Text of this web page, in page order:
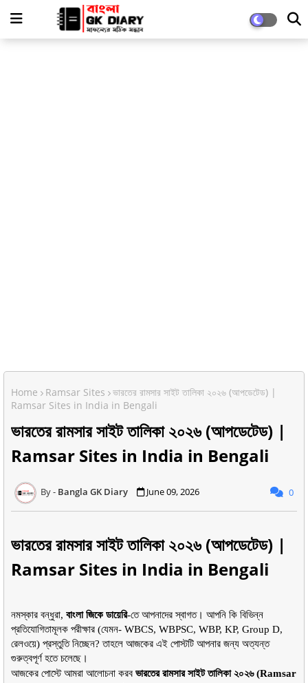
Home Ramsar Sites
ভারতের রামসার সাইট তালিকা ২০২৬ (আপডেটেড) |
Ramsar Sites in India in Bengali
ভারতের রামসার সাইট তালিকা ২০২৬ (আপডেটেড) |
Ramsar Sites in India in Bengali
Bangla GK Diary June 09, 2026 0
ভারতের রামসার সাইট তালিকা ২০২৬ (আপডেটেড) |
Ramsar Sites in India in Bengali
নমস্কার বন্ধুরা, বাংলা জিকে ডায়েরি-তে আপনাদের স্বাগত। আপনি কি বিভিন্ন
প্রতিযোগিতামূলক পরীক্ষার (যেমন- WBCS, WBPSC, WBP, KP, Group D,
রেলওয়ে) প্রস্তুতি নিচ্ছেন? তাহলে আজকের এই পোস্টটি আপনার জন্য অত্যন্ত
গুরুত্বপূর্ণ হতে চলেছে।
আজকের পোস্টে আমরা আলোচনা করব ভারতের রামসার সাইট তালিকা ২০২৬ (Ramsar